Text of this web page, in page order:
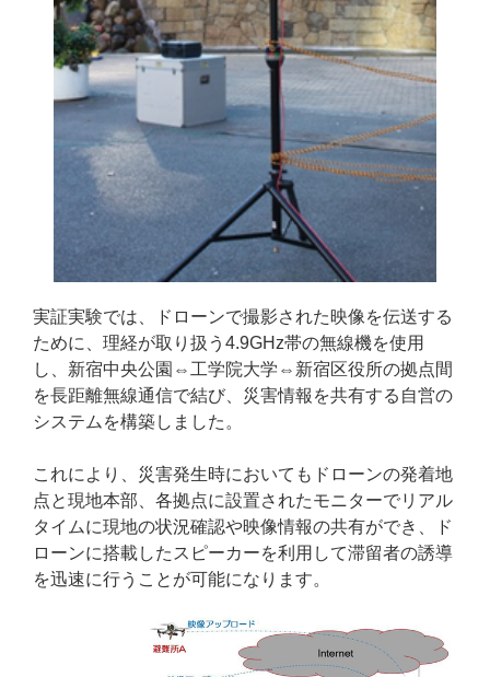
実証実験では、ドローンで撮影された映像を伝送する
ために、理経が取り扱う4.9GHz帯の無線機を使用
し、新宿中央公園⇔工学院大学⇔新宿区役所の拠点間
を長距離無線通信で結び、災害情報を共有する自営の
システムを構築しました。
これにより、災害発生時においてもドローンの発着地
点と現地本部、各拠点に設置されたモニターでリアル
タイムに現地の状況確認や映像情報の共有ができ、ド
ローンに搭載したスピーカーを利用して滞留者の誘導
を迅速に行うことが可能になります。